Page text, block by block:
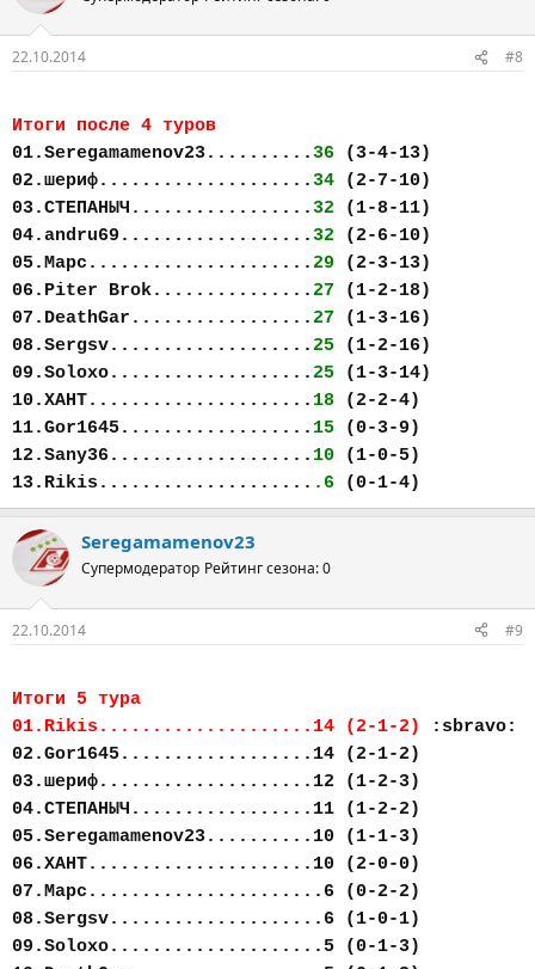
22.10.2014 #8
Итоги после 4 туров
01.Seregamamenov23..........36 (3-4-13)
02.шериф....................34 (2-7-10)
03.СТЕПАНЫЧ.................32 (1-8-11)
04.andru69..................32 (2-6-10)
05.Марс.....................29 (2-3-13)
06.Piter Brok...............27 (1-2-18)
07.DeathGar.................27 (1-3-16)
08.Sergsv...................25 (1-2-16)
09.Soloxo...................25 (1-3-14)
10.ХАНТ..................... 18 (2-2-4)
11.Gor1645.................. 15 (0-3-9)
12.Sany36................... 10 (1-0-5)
13.Rikis.................... .6 (0-1-4)
Seregamamenov23
Супермодератор Рейтинг сезона: 0
22.10.2014 #9
Итоги 5 тура
01.Rikis....................14 (2-1-2)
:sbravo:
02.Gor1645..................14 (2-1-2)
03.шериф....................12 (1-2-3)
04.СТЕПАНЫЧ.................11 (1-2-2)
05.Seregamamenov23..........10 (1-1-3)
06.ХАНТ.....................10 (2-0-0)
07.Марс......................6 (0-2-2)
08.Sergsv....................6 (1-0-1)
09.Soloxo....................5 (0-1-3)